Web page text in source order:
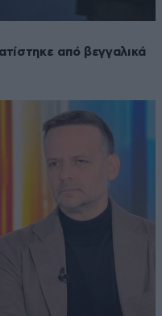
από βεγγαλικά